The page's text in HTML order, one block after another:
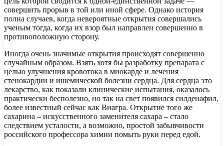
совершить прорыв в той или иной сфере. Однако история
полна случаев, когда невероятные открытия совершались
ученым тогда, когда их взор был направлен совершенно в
противоположную сторону.
Иногда очень значимые открытия происходят совершенно
случайным образом. Взять хотя бы разработку препарата с
целью улучшения кровотока в миокарде и лечения
стенокардии и ишемической болезни сердца. Для сердца это
лекарство, как показали клинические испытания, оказалось
практически бесполезно, но так на свет появился силденафил,
более известный сейчас как Виагра. Открытие того же
сахарина – искусственного заменителя сахара – стало
следствием усталости, а возможно, простой забывчивости
российского профессора химии помыть руки перед едой.